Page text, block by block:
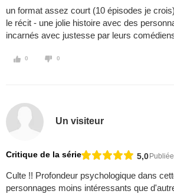
un format assez court (10 épisodes je
le récit - une jolie histoire avec des
incarnés avec justesse par leurs
0 0
Un visiteur
Critique de la série 5,0
Culte !! Profondeur psychologique dans
personnages moins intéressants que